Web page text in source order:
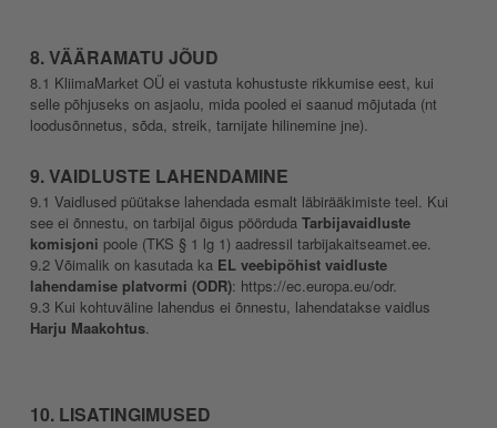
8. VÄÄRAMATU JÕUD
8.1 KliimaMarket OÜ ei vastuta kohustuste rikkumise eest, kui
selle põhjuseks on asjaolu, mida pooled ei saanud mõjutada (nt
loodusõnnetus, sõda, streik, tarnijate hilinemine jne).
9. VAIDLUSTE LAHENDAMINE
9.1 Vaidlused püütakse lahendada esmalt läbirääkimiste teel. Kui
see ei õnnestu, on tarbijal õigus pöörduda Tarbijavaidluste
komisjoni poole (TKS § 1 lg 1) aadressil tarbijakaitseamet.ee.
9.2 Võimalik on kasutada ka EL veebipõhist vaidluste
lahendamise platvormi (ODR): https://ec.europa.eu/odr.
9.3 Kui kohtuväline lahendus ei õnnestu, lahendatakse vaidlus
Harju Maakohtus.
10. LISATINGIMUSED